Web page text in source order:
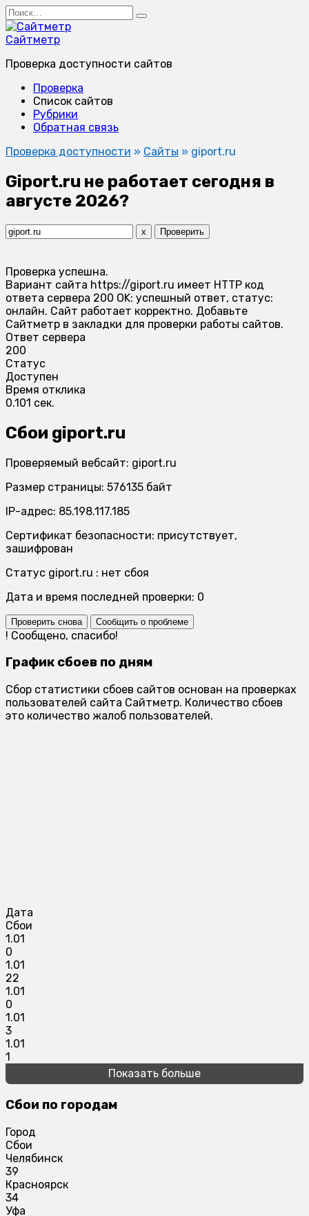
Перейти
к
содержанию
Search
for:
Сайтметр
Проверка доступности сайтов
Проверка
Список сайтов
Рубрики
Обратная связь
Проверка доступности » Сайты » giport.ru
Giport.ru не работает сегодня в
августе 2026?
x Проверить
Проверка успешна.
Вариант сайта https://giport.ru имеет HTTP код
ответа сервера 200 OK: успешный ответ, статус:
онлайн. Сайт работает корректно. Добавьте
Сайтметр в закладки для проверки работы сайтов.
Ответ сервера
200
Статус
Доступен
Время отклика
0.101 сек.
Сбои giport.ru
Проверяемый вебсайт: giport.ru
Размер страницы: 576135 байт
IP-адрес: 85.198.117.185
Сертификат безопасности: присутствует,
зашифрован
Статус giport.ru : нет сбоя
Дата и время последней проверки: 0
Проверить снова Сообщить о проблеме
! Сообщено, спасибо!
График сбоев по дням
Сбор статистики сбоев сайтов основан на проверках
пользователей сайта Сайтметр. Количество сбоев
это количество жалоб пользователей.
Дата
Сбои
1.01
0
1.01
22
1.01
0
1.01
3
1.01
1
Показать больше
Сбои по городам
Город
Сбои
Челябинск
39
Красноярск
34
Уфа